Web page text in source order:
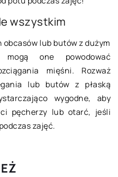
wszystkim
lub butów z dużym
mogą one powodować
mięśni. Rozważ
lub butów z płaską
wygodne, aby
pęcherzy lub otarć, jeśli
zajęć.